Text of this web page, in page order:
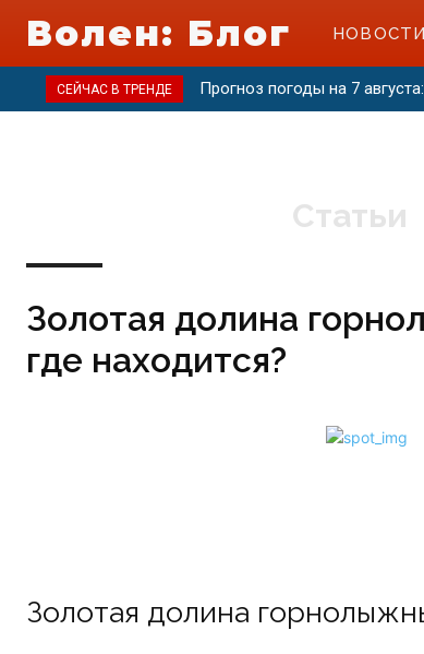
Волен: Блог НОВОСТИ
СЕЙЧАС В ТРЕНДЕ Прогноз погоды на 7
Статьи
Золотая долина
где находится?
Золотая долина